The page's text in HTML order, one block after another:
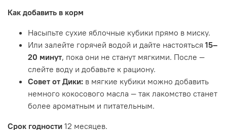
Как добавить в корм
Насыпьте сухие яблочные кубики прямо в миску.
Или залейте горячей водой и дайте настояться 15–
20 минут, пока они не станут мягкими. После —
слейте воду и добавьте к рациону.
Совет от Дики: в мягкие кубики можно добавить
немного кокосового масла — так лакомство станет
более ароматным и питательным.
Срок годности 12 месяцев.